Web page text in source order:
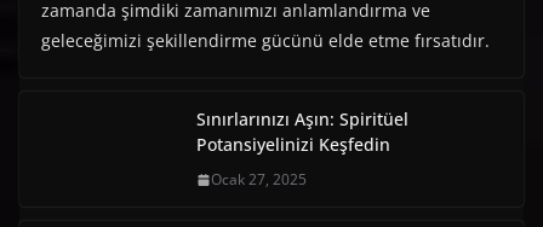
zamanda şimdiki zamanımızı anlamlandırma ve
geleceğimizi şekillendirme gücünü elde etme fırsatıdır.
Sınırlarınızı Aşın: Spiritüel
Potansiyelinizi Keşfedin
Ocak 27, 2025